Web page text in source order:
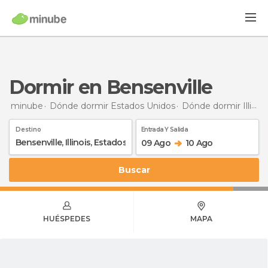
Dormir en Bensenville
minube Dónde dormir Estados Unidos Dónde dormir Illinois
Destino Entrada Y Salida
09 Ago 10 Ago
Buscar
HUÉSPEDES MAPA